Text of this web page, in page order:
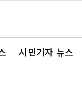
시민기자 뉴스